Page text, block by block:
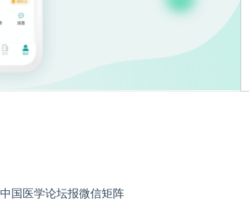
中国医学论坛报微信矩阵